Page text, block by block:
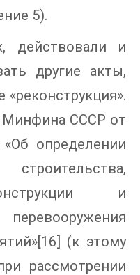
5).
действовали и
другие акты,
Минфина СССР от
определении
и
(к этому
рассмотрении